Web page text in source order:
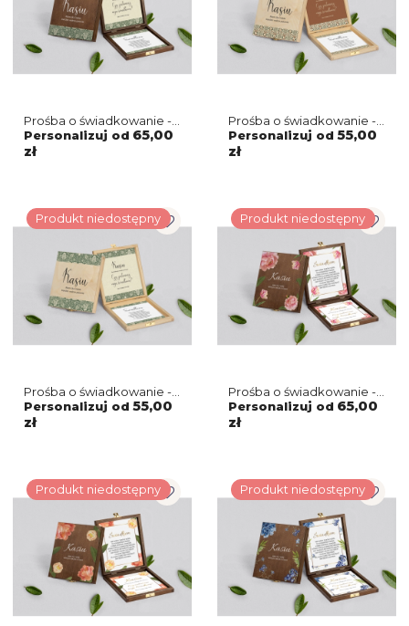
Prośba o świadkowanie -
brązowe puzzle Vintage
Motyw 2
Personalizuj od 65,00
zł
Prośba o świadkowanie -
naturalne puzzle Vintage
Motyw 3
Personalizuj od 55,00
zł
Produkt niedostępny
Prośba o świadkowanie -
naturalne puzzle Vintage
Motyw 2
Personalizuj od 55,00
zł
Produkt niedostępny
Prośba o świadkowanie -
brązowe puzzle Dream
Motyw 6
Personalizuj od 65,00
zł
Produkt niedostępny Produkt niedostępny